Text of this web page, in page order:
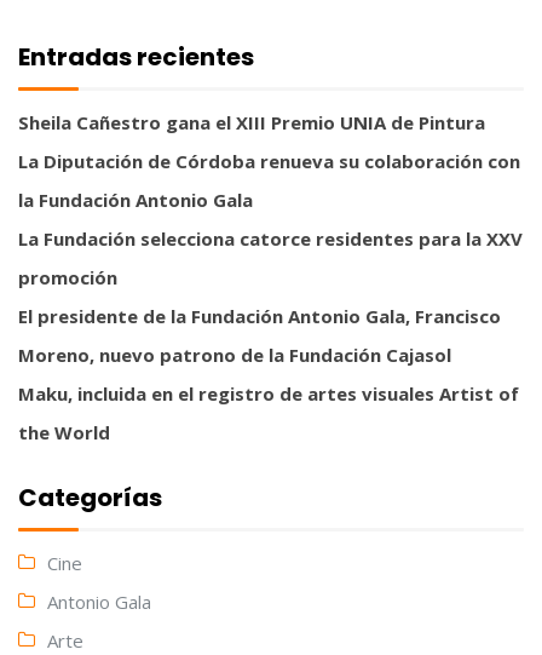
Entradas recientes
Sheila Cañestro gana el XIII Premio UNIA de Pintura
La Diputación de Córdoba renueva su colaboración con
la Fundación Antonio Gala
La Fundación selecciona catorce residentes para la XXV
promoción
El presidente de la Fundación Antonio Gala, Francisco
Moreno, nuevo patrono de la Fundación Cajasol
Maku, incluida en el registro de artes visuales Artist of
the World
Categorías
Cine
Antonio Gala
Arte